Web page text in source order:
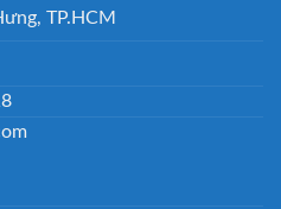
TP.HCM